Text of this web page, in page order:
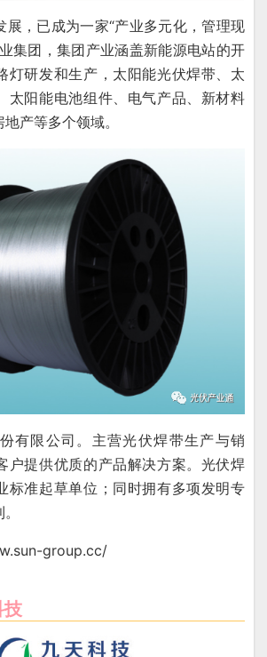
展，已成为一家“产业多元化，管理现
集团，集团产业涵盖新能源电站的开
灯研发和生产，太阳能光伏焊带、太
太阳能电池组件、电气产品、新材料
产等多个领域。
有限公司。主营光伏焊带生产与销
户提供优质的产品解决方案。光伏焊
标准起草单位；同时拥有多项发明专
group.cc/
技